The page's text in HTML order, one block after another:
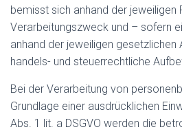
bemisst sich anhand der jeweiligen
Verarbeitungszweck und – sofern
anhand der jeweiligen gesetzlichen
handels- und steuerrechtliche
Bei der Verarbeitung von
Grundlage einer ausdrücklichen
Abs. 1 lit. a DSGVO werden die